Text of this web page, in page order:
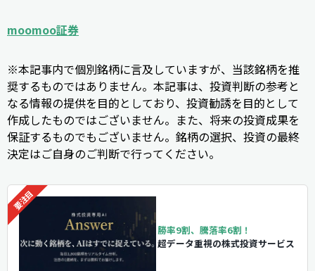
moomoo証券
※本記事内で個別銘柄に言及していますが、当該銘柄を推
奨するものではありません。本記事は、投資判断の参考と
なる情報の提供を目的としており、投資勧誘を目的として
作成したものではございません。また、将来の投資成果を
保証するものでもございません。銘柄の選択、投資の最終
決定はご自身のご判断で行ってください。
勝率9割、騰落率6割！
超データ重視の株式投資サービス